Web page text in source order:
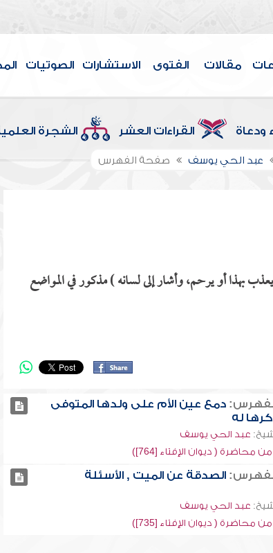
مقالات الفتوى الاستشارات الصوتيات
ودعاة القراءات العشر الشجرة
عبد الحي يوسف صفحة الفهرس
بهذا أو يرحم، وأشار إلى لسانه ) مذكور في المواضع
دمع عين الأم على ولدها المتوفى
له
عبد الحي يوسف
محاضرة ( ديوان الإفتاء [764])
الصدقة عن الميت , الأسئلة
عبد الحي يوسف
محاضرة ( ديوان الإفتاء [735])